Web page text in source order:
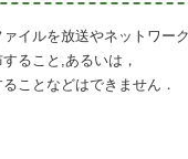
イルを放送やネットワー
ること,あるいは，
ことなどはできません．